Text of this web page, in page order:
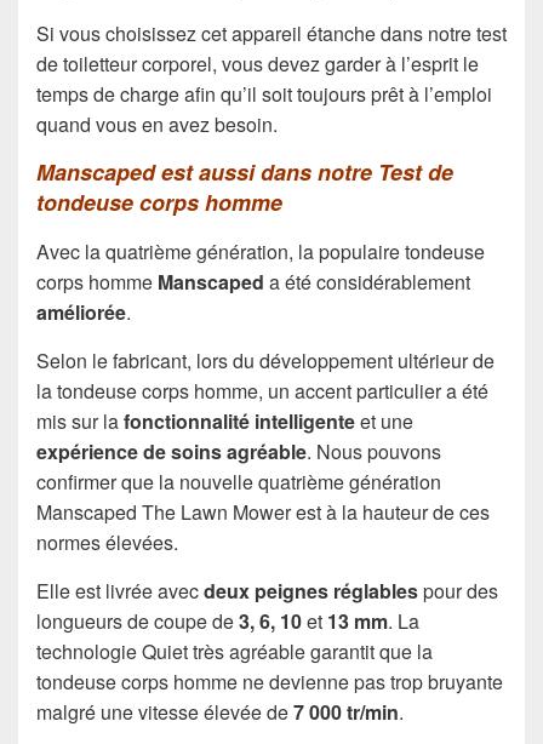
Si vous choisissez cet appareil étanche dans notre test
de toiletteur corporel, vous devez garder à l’esprit le
temps de charge afin qu’il soit toujours prêt à l’emploi
quand vous en avez besoin.
Manscaped est aussi dans notre Test de
tondeuse corps homme
Avec la quatrième génération, la populaire tondeuse
corps homme Manscaped a été considérablement
améliorée.
Selon le fabricant, lors du développement ultérieur de
la tondeuse corps homme, un accent particulier a été
mis sur lafonctionnalité intelligenteet une
expérience de soins agréable. Nous pouvons
confirmer que la nouvelle quatrième génération
Manscaped The Lawn Mower est à la hauteur de ces
normes élevées.
Elle est livrée avecdeux peignes réglablespour des
longueurs de coupe de3, 6, 10et 13 mm. La
technologie Quiet très agréable garantit que la
tondeuse corps homme ne devienne pas trop bruyante
malgré une vitesse élevée de7 000 tr/min.